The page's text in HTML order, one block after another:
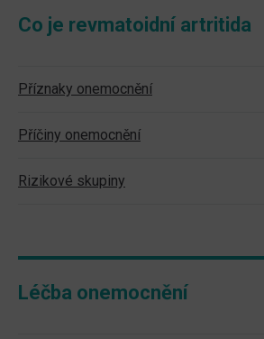
Co je revmatoidní artritida
Příznaky onemocnění
Příčiny onemocnění
Rizikové skupiny
Léčba onemocnění